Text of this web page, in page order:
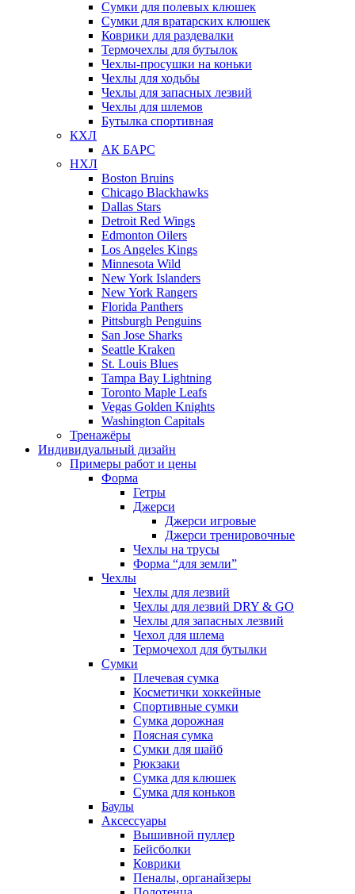
Сумки для полевых клюшек
Сумки для вратарских клюшек
Коврики для раздевалки
Термочехлы для бутылок
Чехлы-просушки на коньки
Чехлы для ходьбы
Чехлы для запасных лезвий
Чехлы для шлемов
Бутылка спортивная
КХЛ
АК БАРС
НХЛ
Boston Bruins
Chicago Blackhawks
Dallas Stars
Detroit Red Wings
Edmonton Oilers
Los Angeles Kings
Minnesota Wild
New York Islanders
New York Rangers
Florida Panthers
Pittsburgh Penguins
San Jose Sharks
Seattle Kraken
St. Louis Blues
Tampa Bay Lightning
Toronto Maple Leafs
Vegas Golden Knights
Washington Capitals
Тренажёры
Индивидуальный дизайн
Примеры работ и цены
Форма
Гетры
Джерси
Джерси игровые
Джерси тренировочные
Чехлы на трусы
Форма “для земли”
Чехлы
Чехлы для лезвий
Чехлы для лезвий DRY & GO
Чехлы для запасных лезвий
Чехол для шлема
Термочехол для бутылки
Сумки
Плечевая сумка
Косметички хоккейные
Спортивные сумки
Сумка дорожная
Поясная сумка
Сумки для шайб
Рюкзаки
Сумка для клюшек
Сумка для коньков
Баулы
Аксессуары
Вышивной пуллер
Бейсболки
Коврики
Пеналы, органайзеры